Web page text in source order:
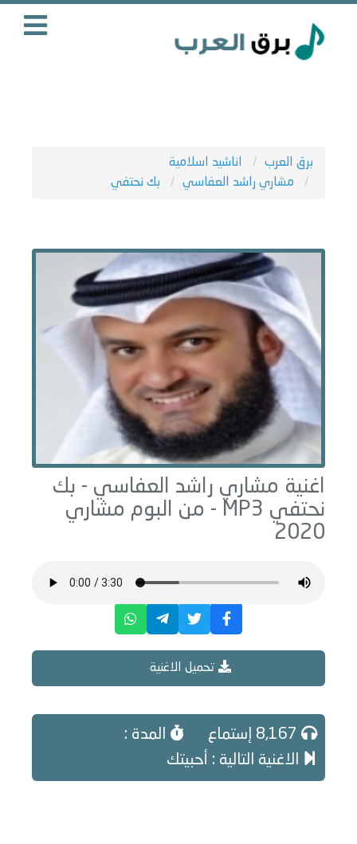
برق العرب
اناشيد اسلامية
مشاري راشد العفاسي
بك نحتفي
اغنية مشاري راشد العفاسي - بك
نحتفي
مشاري
2020
تحميل الاغنية
المدة :
الاغنية التالية : أحبيتك